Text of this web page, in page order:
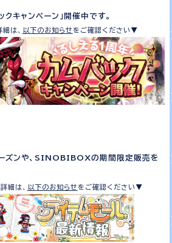
キャンペーン」開催中です。
は、 以下のお知らせ をご確認ください▼
ズンや、SINOBIBOXの期間限定販売を
細は、 以下のお知らせ をご確認ください▼